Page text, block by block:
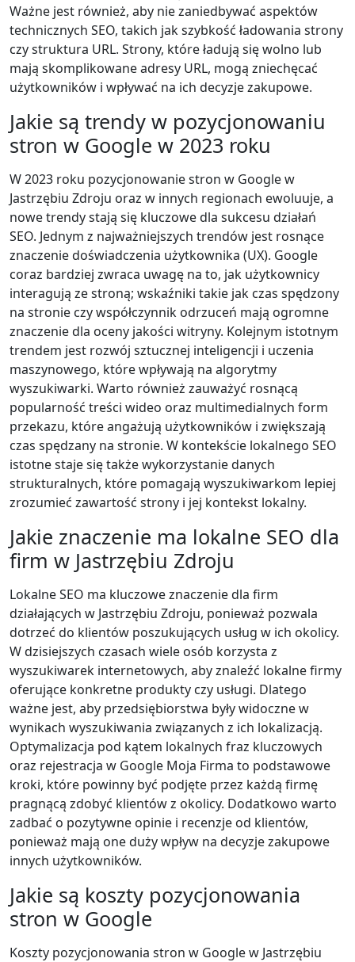
Ważne jest również, aby nie zaniedbywać aspektów
technicznych SEO, takich jak szybkość ładowania strony
czy struktura URL. Strony, które ładują się wolno lub
mają skomplikowane adresy URL, mogą zniechęcać
użytkowników i wpływać na ich decyzje zakupowe.
Jakie są trendy w pozycjonowaniu
stron w Google w 2023 roku
W 2023 roku pozycjonowanie stron w Google w
Jastrzębiu Zdroju oraz w innych regionach ewoluuje, a
nowe trendy stają się kluczowe dla sukcesu działań
SEO. Jednym z najważniejszych trendów jest rosnące
znaczenie doświadczenia użytkownika (UX). Google
coraz bardziej zwraca uwagę na to, jak użytkownicy
interagują ze stroną; wskaźniki takie jak czas spędzony
na stronie czy współczynnik odrzuceń mają ogromne
znaczenie dla oceny jakości witryny. Kolejnym istotnym
trendem jest rozwój sztucznej inteligencji i uczenia
maszynowego, które wpływają na algorytmy
wyszukiwarki. Warto również zauważyć rosnącą
popularność treści wideo oraz multimedialnych form
przekazu, które angażują użytkowników i zwiększają
czas spędzany na stronie. W kontekście lokalnego SEO
istotne staje się także wykorzystanie danych
strukturalnych, które pomagają wyszukiwarkom lepiej
zrozumieć zawartość strony i jej kontekst lokalny.
Jakie znaczenie ma lokalne SEO dla
firm w Jastrzębiu Zdroju
Lokalne SEO ma kluczowe znaczenie dla firm
działających w Jastrzębiu Zdroju, ponieważ pozwala
dotrzeć do klientów poszukujących usług w ich okolicy.
W dzisiejszych czasach wiele osób korzysta z
wyszukiwarek internetowych, aby znaleźć lokalne firmy
oferujące konkretne produkty czy usługi. Dlatego
ważne jest, aby przedsiębiorstwa były widoczne w
wynikach wyszukiwania związanych z ich lokalizacją.
Optymalizacja pod kątem lokalnych fraz kluczowych
oraz rejestracja w Google Moja Firma to podstawowe
kroki, które powinny być podjęte przez każdą firmę
pragnącą zdobyć klientów z okolicy. Dodatkowo warto
zadbać o pozytywne opinie i recenzje od klientów,
ponieważ mają one duży wpływ na decyzje zakupowe
innych użytkowników.
Jakie są koszty pozycjonowania
stron w Google
Koszty pozycjonowania stron w Google w Jastrzębiu